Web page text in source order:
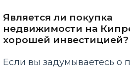
Является ли покупка
недвижимости на
хорошей инвестицией?
Если вы задумываетесь о